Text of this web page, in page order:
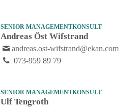
SENIOR MANAGEMENTKONSULT
Andreas Öst Wifstrand
andreas.ost-wifstrand@ekan.com
073-959 89 79
SENIOR MANAGEMENTKONSULT
Ulf Tengroth